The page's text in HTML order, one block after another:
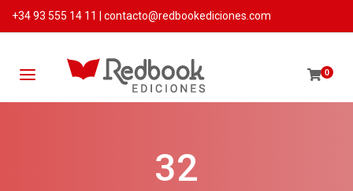
+34 93 555 14 11 contacto@redbookediciones.com
0
32